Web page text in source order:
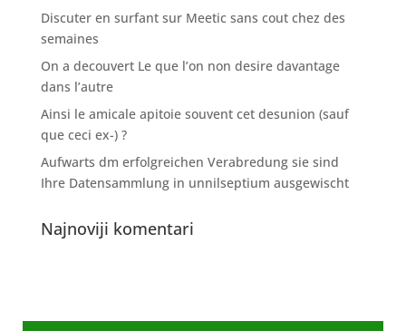
Discuter en surfant sur Meetic sans cout chez des
semaines
On a decouvert Le que l’on non desire davantage
dans l’autre
Ainsi le amicale apitoie souvent cet desunion (sauf
que ceci ex-) ?
Aufwarts dm erfolgreichen Verabredung sie sind
Ihre Datensammlung in unnilseptium ausgewischt
Najnoviji komentari